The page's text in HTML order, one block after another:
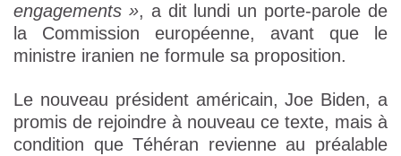
engagements », a dit lundi un porte-parole de
la Commission européenne, avant que le
ministre iranien ne formule sa proposition.
Le nouveau président américain, Joe Biden, a
promis de rejoindre à nouveau ce texte, mais à
condition que Téhéran revienne au préalable